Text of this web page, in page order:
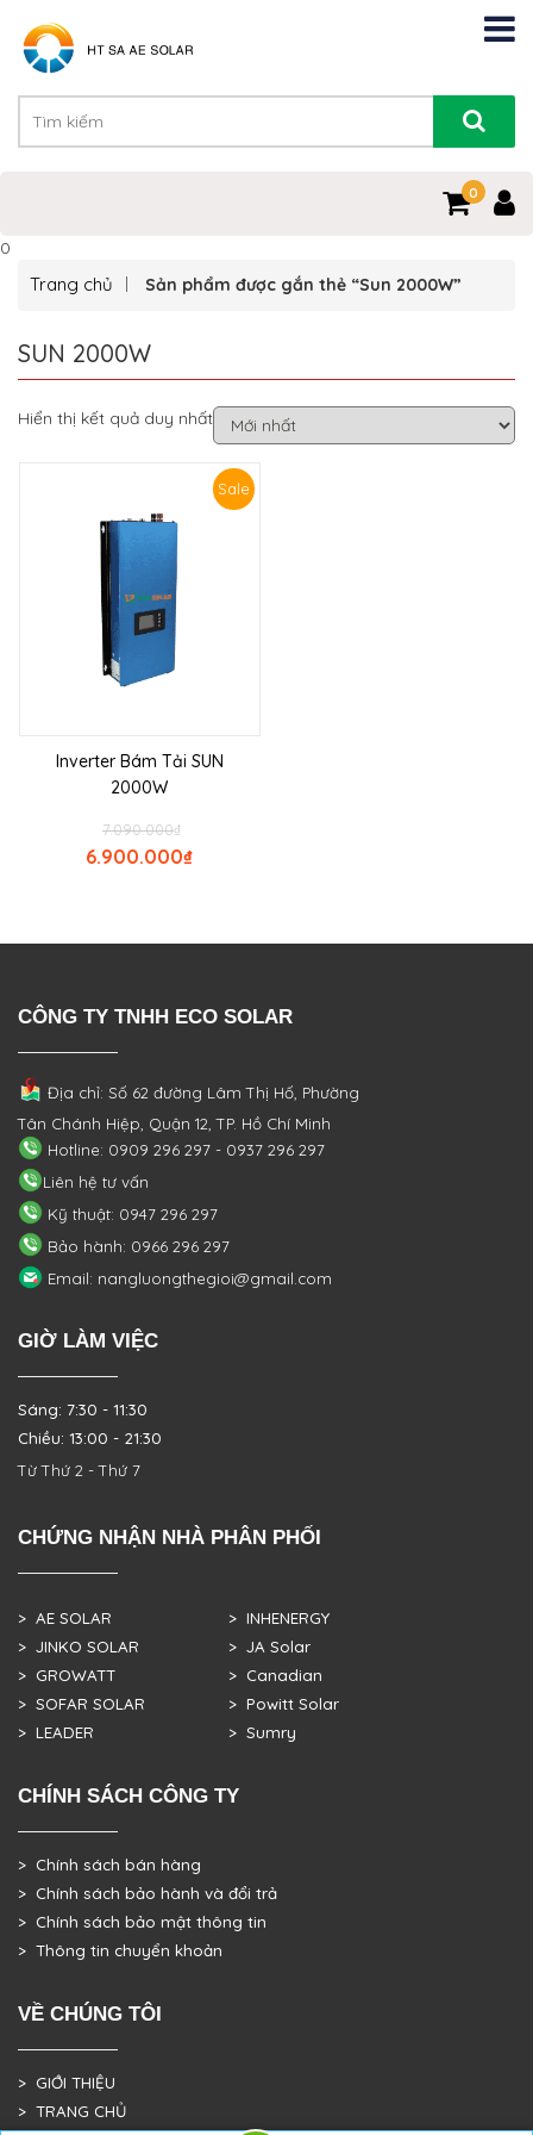
0
0
Trang chủ Sản phẩm được gắn thẻ “Sun 2000W”
SUN 2000W
Hiển thị kết quả duy nhất
Sale
Inverter Bám Tải SUN
2000W
₫
7.090.000
₫
6.900.000
CÔNG TY TNHH ECO SOLAR
Địa chỉ: Số 62 đường Lâm Thị Hố, Phường
Tân Chánh Hiệp, Quận 12, TP. Hồ Chí Minh
Hotline: 0909 296 297 - 0937 296 297
Liên hệ tư vấn
Kỹ thuật: 0947 296 297
Bảo hành: 0966 296 297
Email: nangluongthegioi@gmail.com
GIỜ LÀM VIỆC
Sáng: 7:30 - 11:30
Chiều: 13:00 - 21:30
Từ Thứ 2 - Thứ 7
CHỨNG NHẬN NHÀ PHÂN PHỐI
> AE SOLAR
> JINKO SOLAR
> GROWATT
> SOFAR SOLAR
> LEADER
> INHENERGY
> JA Solar
> Canadian
> Powitt Solar
> Sumry
CHÍNH SÁCH CÔNG TY
> Chính sách bán hàng
> Chính sách bảo hành và đổi trả
> Chính sách bảo mật thông tin
> Thông tin chuyển khoản
VỀ CHÚNG TÔI
> GIỚI THIỆU
> TRANG CHỦ